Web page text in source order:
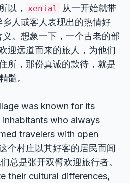
以，
xenial
从一开始就带
乡人或客人表现出的热情好
义。想象一下，一个古老的部
迎远道而来的旅人，为他们
所，那份真诚的款待，就是
髓。
was known for its
inhabitants who always
travelers with open
个村庄以其好客的居民而闻
总是张开双臂欢迎旅行者。
their cultural differences,